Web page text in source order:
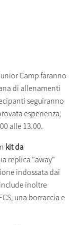
Camp faranno
di allenamenti
seguiranno
esperienza,
alle 13.00.
kit da
replica "away"
indossata dai
inoltre
una borraccia e